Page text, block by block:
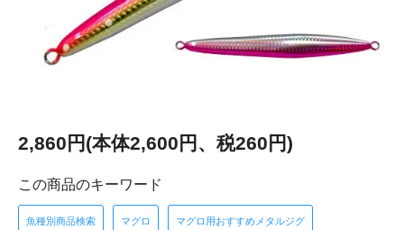
2,860円(本体2,600円、税260円)
この商品のキーワード
魚種別商品検索 マグロ マグロ用おすすめメタルジグ